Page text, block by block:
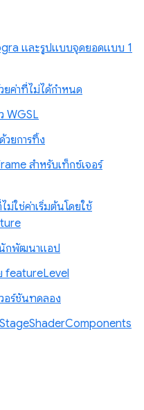
และรูปแบบจุดยอดแบบ 1
ยค่าที่ไม่ได้กำหนด
WGSL
วยการทิ้ง
สำหรับเท็กซ์เจอร์
ม่ใช่ค่าเริ่มต้นโดยใช้
กพัฒนาแอป
featureLevel
อร์ชันทดลอง